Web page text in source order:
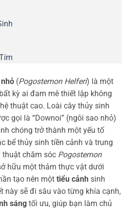
(Pogostemon Helferi) là một
kỳ ai đam mê thiết lập không
thuật cao. Loài cây thủy sinh
gọi là “Downoi” (ngôi sao nhỏ)
chóng trở thành một yếu tố
bể thủy sinh tiền cảnh và trung
thuật chăm sóc Pogostemon
hữu một thảm thực vật dưới
tạo nên một tiểu cảnh sinh
này sẽ đi sâu vào từng khía cạnh,
sáng tối ưu, giúp bạn làm chủ